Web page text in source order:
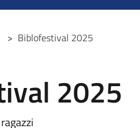
> Biblofestival 2025
2025